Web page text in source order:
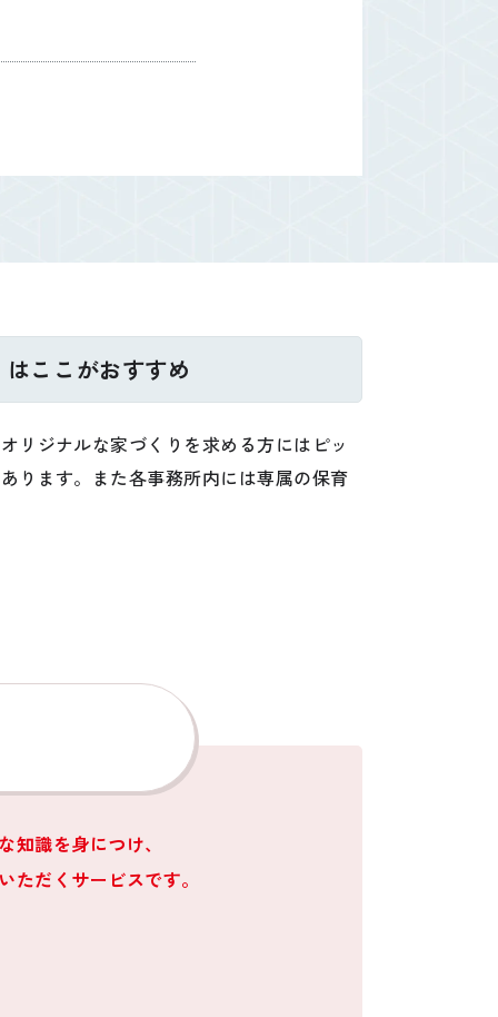
ここがおすすめ
リジナルな家づくりを求める方にはピッ
ります。また各事務所内には専属の保育
識を身につけ、
だくサービスです。